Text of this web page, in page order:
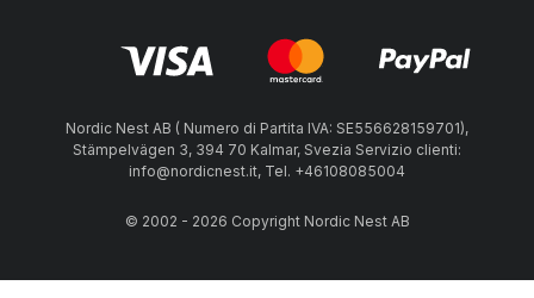
Nordic Nest AB ( Numero di Partita IVA: SE556628159701),
Stämpelvägen 3, 394 70 Kalmar, Svezia Servizio clienti:
info@nordicnest.it, Tel. +46108085004
© 2002 - 2026 Copyright Nordic Nest AB